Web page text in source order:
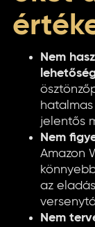
Nem
jelentős
Nem
Amazon
az
Nem